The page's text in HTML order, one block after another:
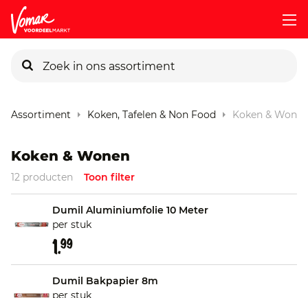
Persoonlijk KIK-account
Assortiment Koken, Tafelen & Non Food Koken & Wonen
Koken & Wonen
12 producten Toon filter
Dumil Aluminiumfolie 10 Meter
per stuk
1.99
Dumil Bakpapier 8m
per stuk